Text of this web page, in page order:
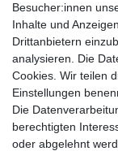
Impressum
Besucher:innen
Inhalte und
Drittanbietern
analysieren. Die
Cookies. Wir teilen
Einstellungen
Die
berechtigten
oder abgelehnt